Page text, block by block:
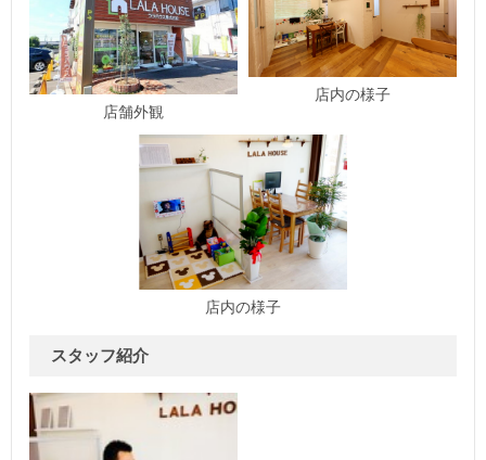
店舗外観
店内の様子
店内の様子
スタッフ紹介